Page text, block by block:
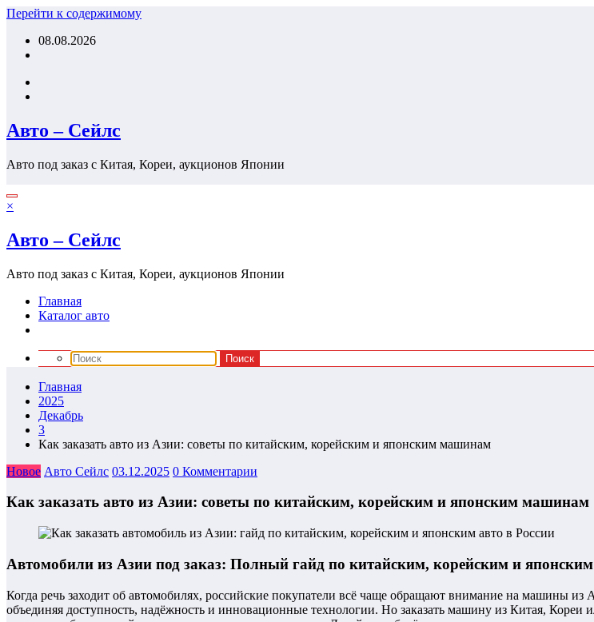
Перейти к содержимому
08.08.2026
Авто – Сейлс
Авто под заказ с Китая, Кореи, аукционов Японии
×
Авто – Сейлс
Авто под заказ с Китая, Кореи, аукционов Японии
Главная
Каталог авто
Главная
2025
Декабрь
3
Как заказать авто из Азии: советы по китайским, корейским и японским машинам
Новое Авто Сейлс 03.12.2025 0 Комментарии
Как заказать авто из Азии: советы по китайским, корейским и японским машинам
Автомобили из Азии под заказ: Полный гайд по китайским, корейским и японским
Когда речь заходит об автомобилях, российские покупатели всё чаще обращают внимание на машины из
объединяя доступность, надёжность и инновационные технологии. Но заказать машину из Китая,